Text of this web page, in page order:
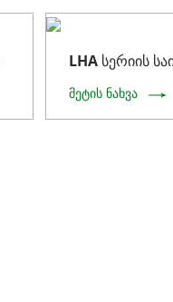
LHA სერიის
მეტის ნახვა